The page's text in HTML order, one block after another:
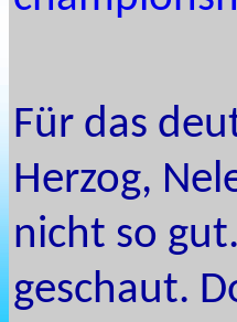
Für das
Herzog,
nicht so
geschaut.